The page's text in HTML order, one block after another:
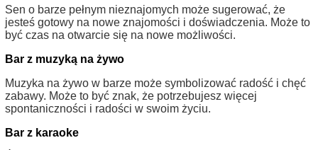
Sen o barze pełnym nieznajomych może sugerować, że
jesteś gotowy na nowe znajomości i doświadczenia. Może to
być czas na otwarcie się na nowe możliwości.
Bar z muzyką na żywo
Muzyka na żywo w barze może symbolizować radość i chęć
zabawy. Może to być znak, że potrzebujesz więcej
spontaniczności i radości w swoim życiu.
Bar z karaoke